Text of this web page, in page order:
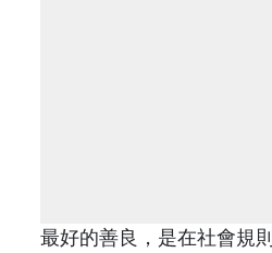
最好的善良，是在社會規